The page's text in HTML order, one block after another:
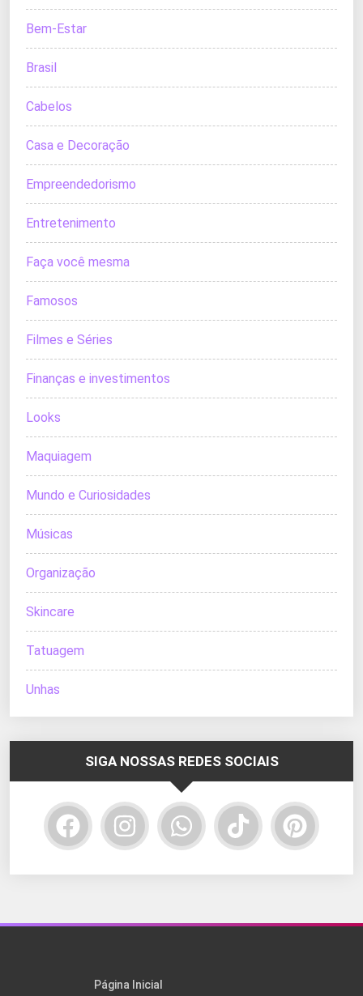
Bem-Estar
Brasil
Cabelos
Casa e Decoração
Empreendedorismo
Entretenimento
Faça você mesma
Famosos
Filmes e Séries
Finanças e investimentos
Looks
Maquiagem
Mundo e Curiosidades
Músicas
Organização
Skincare
Tatuagem
Unhas
SIGA NOSSAS REDES SOCIAIS
Página Inicial